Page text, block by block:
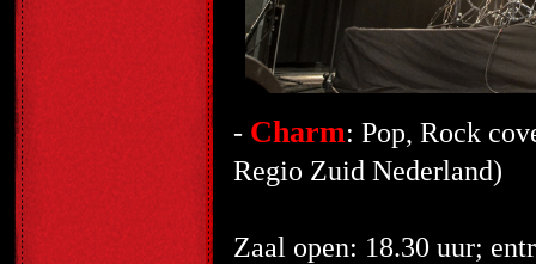
- Charm: Pop, Rock
Regio Zuid Nederland)
Zaal open: 18.30 uur;